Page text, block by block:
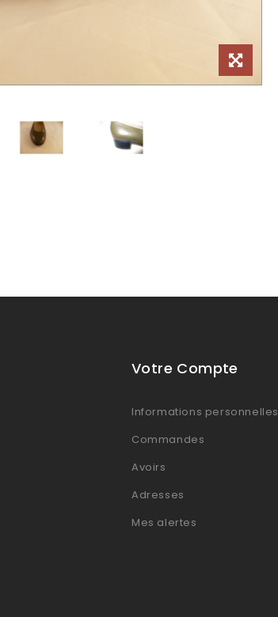
Votre Compte
Informations personnelles
Commandes
Avoirs
Adresses
Mes alertes